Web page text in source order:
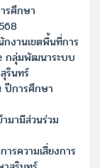
รศึกษา
งานเขตพื้นที่การ
กลุ่มพัฒนาระบบ
รินทร์
ปีการศึกษา
มามีส่วนร่วม
รความเสี่ยงการ